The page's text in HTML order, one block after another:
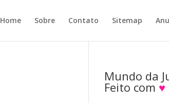
Home Sobre Contato Sitemap
Mundo da
Feito com ♥